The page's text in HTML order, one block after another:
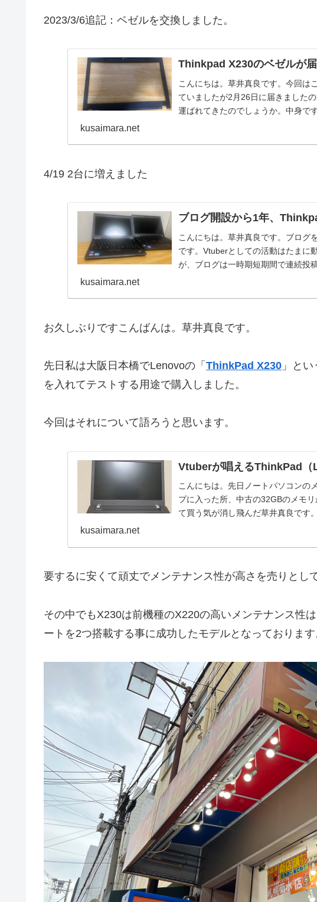
2023/3/6追記：ベゼルを交換しました。
Thinkpad X230のベゼルが
こんにちは。草井真良です。今回は
ていましたが2月26日に届きました
運ばれてきたのでしょうか。中身で
kusaimara.net
4/19 2台に増えました
ブログ開設から1年、
こんにちは。草井真良です。ブログ
です。Vtuberとしての活動はたまに
が、ブログは一時期短期間で連続投
kusaimara.net
お久しぶりですこんばんは。草井真良です。
先日私は大阪日本橋でLenovoの「 ThinkPad X230 」と
を入れてテストする用途で購入しました。
今回はそれについて語ろうと思います。
Vtuberが唱えるThinkPad（
こんにちは。先日ノートパソコンの
プに入った所、中古の32GBのメモ
て買う気が消し飛んだ草井真良です
kusaimara.net
要するに安くて頑丈でメンテナンス性が高さを売りとし
その中でもX230は前機種のX220の高いメンテナンス性
ートを2つ搭載する事に成功したモデルとなっております